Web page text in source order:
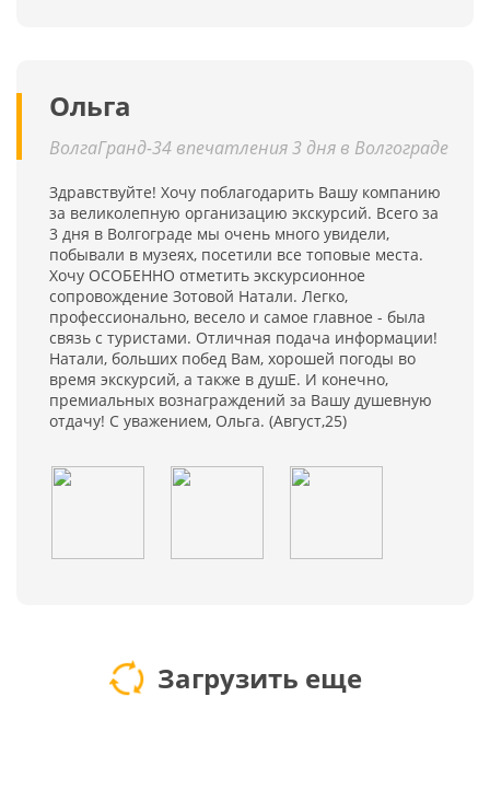
Ольга
ВолгаГранд-34 впечатления 3 дня в Волгограде
Здравствуйте! Хочу поблагодарить Вашу компанию
за великолепную организацию экскурсий. Всего за
3 дня в Волгограде мы очень много увидели,
побывали в музеях, посетили все топовые места.
Хочу ОСОБЕННО отметить экскурсионное
сопровождение Зотовой Натали. Легко,
профессионально, весело и самое главное - была
связь с туристами. Отличная подача информации!
Натали, больших побед Вам, хорошей погоды во
время экскурсий, а также в душЕ. И конечно,
премиальных вознаграждений за Вашу душевную
отдачу! С уважением, Ольга. (Август,25)
Загрузить еще